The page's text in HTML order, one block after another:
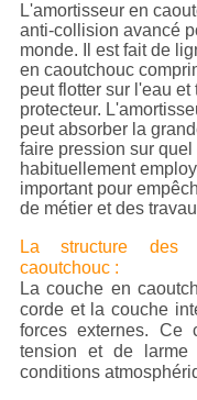
L'amortisseur en
anti-collision avancé
monde. Il est fait de
en caoutchouc
peut flotter sur l'eau
protecteur.
peut absorber la
faire pression sur
habituellement
important pour
de métier et des
La structure des
caoutchouc :
La couche en
corde et la couche
forces externes. Ce
tension et de larme
conditions